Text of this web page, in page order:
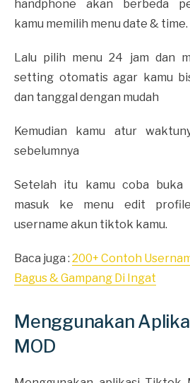
handphone akan berbeda
kamu memilih menu date & time.
Lalu pilih menu 24 jam dan
setting otomatis agar kamu
dan tanggal dengan mudah
Kemudian kamu atur
sebelumnya
Setelah itu kamu coba buka
masuk ke menu edit
username akun tiktok kamu.
Baca juga : 200+ Contoh
Bagus & Gampang Di Ingat
Menggunakan
MOD